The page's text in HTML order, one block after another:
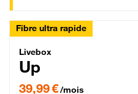
Fibre ultra rapide
Livebox Up Fibre
Livebox
Up
39,99 € par mois pendant 12 mois
39,99 €/mois